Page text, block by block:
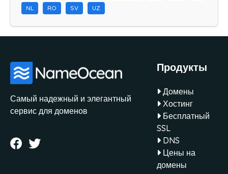
NL
RO SV UZ
Самый надежный и элегантный
сервис для доменов
Продукты
Домены
Хостинг
Бесплатный
SSL
DNS
Цены на
домены